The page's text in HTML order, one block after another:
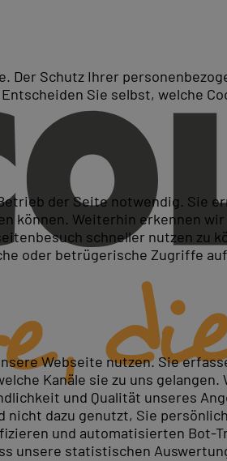
Der Schutz Ihrer
Sie selbst, welche
der Seite notwendig. Sie
können. Weiterhin erkennen
schneller nutzen zu
oder betrügerische Zugriffe
Webseite nutzen. Sie
Kanäle sie zu uns
und Qualität unseres
dazu genutzt, Sie
und automatisierten Bot-
unsere statistischen